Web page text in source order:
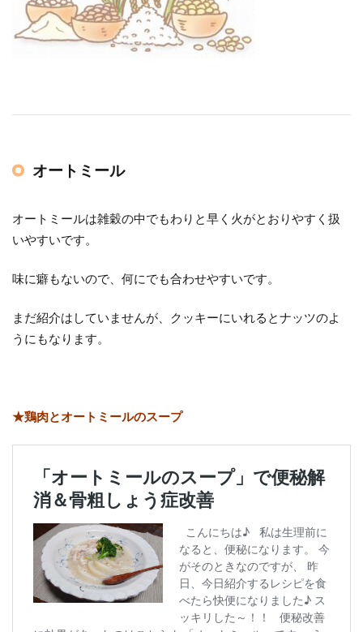
オートミール
オートミールは雑穀の中でもわりと早く火がとおりやすく扱
いやすいです。
味に癖もないので、何にでも合わせやすいです。
まだ紹介はしていませんが、クッキーにいれるとナッツのよ
うにもなります。
★鶏肉とオートミールのスープ